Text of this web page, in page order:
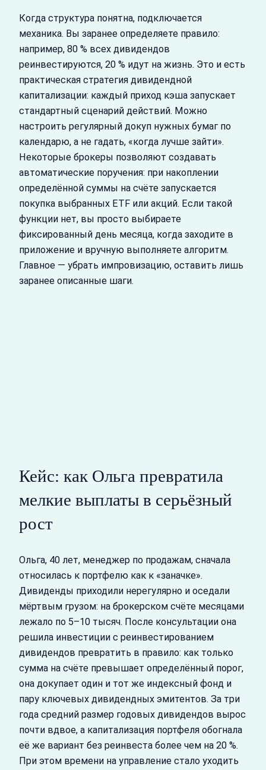
Когда структура понятна, подключается
механика. Вы заранее определяете правило:
например, 80 % всех дивидендов
реинвестируются, 20 % идут на жизнь. Это и есть
практическая стратегия дивидендной
капитализации: каждый приход кэша запускает
стандартный сценарий действий. Можно
настроить регулярный докуп нужных бумаг по
календарю, а не гадать, «когда лучше зайти».
Некоторые брокеры позволяют создавать
автоматические поручения: при накоплении
определённой суммы на счёте запускается
покупка выбранных ETF или акций. Если такой
функции нет, вы просто выбираете
фиксированный день месяца, когда заходите в
приложение и вручную выполняете алгоритм.
Главное — убрать импровизацию, оставить лишь
заранее описанные шаги.
Кейс: как Ольга превратила
мелкие выплаты в серьёзный
рост
Ольга, 40 лет, менеджер по продажам, сначала
относилась к портфелю как к «заначке».
Дивиденды приходили нерегулярно и оседали
мёртвым грузом: на брокерском счёте месяцами
лежало по 5–10 тысяч. После консультации она
решила инвестиции с реинвестированием
дивидендов превратить в правило: как только
сумма на счёте превышает определённый порог,
она докупает один и тот же индексный фонд и
пару ключевых дивидендных эмитентов. За три
года средний размер годовых дивидендов вырос
почти вдвое, а капитализация портфеля обогнала
её же вариант без реинвеста более чем на 20 %.
При этом времени на управление стало уходить